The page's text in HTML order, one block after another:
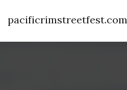
pacificrimstreetfest.com